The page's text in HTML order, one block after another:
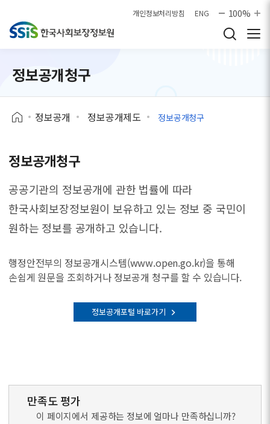
개인정보처리방침 ENG 100%
정보공개청구
정보공개 정보공개제도 정보공개청구
정보공개청구
공공기관의 정보공개에 관한 법률에 따라
한국사회보장정보원이 보유하고 있는 정보 중 국민이
원하는 정보를 공개하고 있습니다.
행정안전부의 정보공개시스템(www.open.go.kr)을 통해
손쉽게 원문을 조회하거나 정보공개 청구를 할 수 있습니다.
정보공개포털 바로가기
만족도 평가
이 페이지에서 제공하는 정보에 얼마나 만족하십니까?